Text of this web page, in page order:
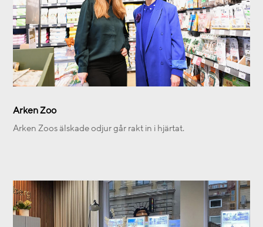
Arken Zoo
Arken Zoos älskade odjur går rakt in i hjärtat.